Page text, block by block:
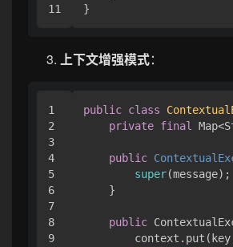
上下文增强模式：
1
2
3
4
5
6
7
8
9
public class
private final
public
super(message);
    }
public